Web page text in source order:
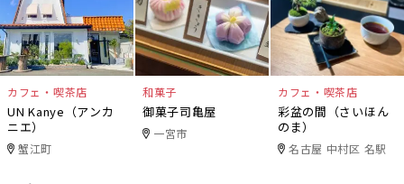
カフェ・喫茶店
UN Kanye（アンカ
ニエ）
蟹江町
和菓子
御菓子司亀屋
一宮市
カフェ・喫茶店
彩盆の間（さいほん
のま）
名古屋 中村区 名駅